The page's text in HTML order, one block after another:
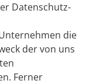
Datenschutz-
die
der von uns
Ferner